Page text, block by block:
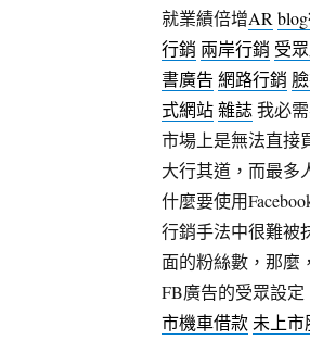
就業績倍增AR
行銷 兩岸行銷 受
書廣告 網路行銷
式網站雜誌我必
市場上是無法直接
大行其道，而最多
什麼要使用
行銷手法中很難被
面的粉絲數，那麼
FB廣告的受眾設定
市機車借款 未上市